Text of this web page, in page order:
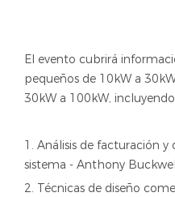
El evento cubrirá
pequeños de 10kW a
30kW a 100kW,
1. Análisis de facturación
sistema - Anthony Buckwell
2. Técnicas de diseño